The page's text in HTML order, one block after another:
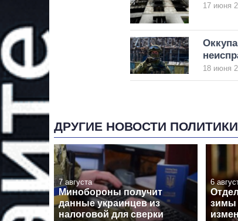
17 июня
18 июня
ДРУГИЕ НОВОСТИ ПОЛИТИКИ
7 августа
Минобороны получит
данные украинцев из
налоговой для сверки
6
зимы